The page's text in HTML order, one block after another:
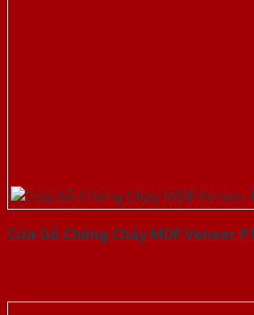
Cửa Gỗ Chống Cháy MDF Veneer